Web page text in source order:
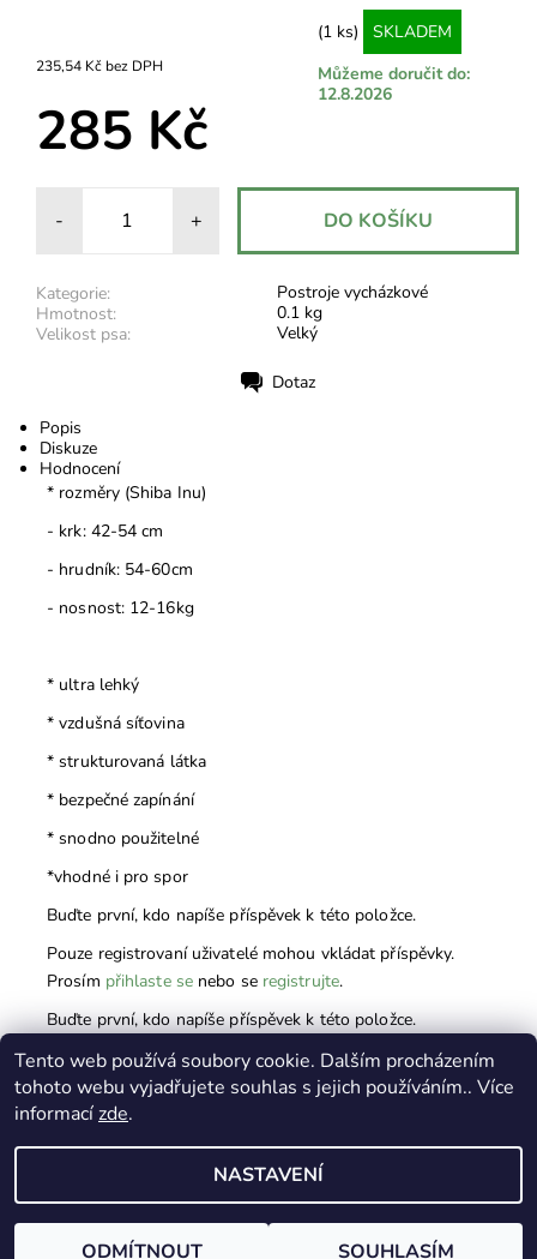
235,54 Kč bez DPH
(1 ks)
SKLADEM
Můžeme doručit do:
12.8.2026
285 Kč
- +
Kategorie:
Postroje vycházkové
Hmotnost:
0.1 kg
Velikost psa:
Velký
Dotaz
Popis
Diskuze
Hodnocení
* rozměry (Shiba Inu)
- krk: 42-54 cm
- hrudník: 54-60cm
- nosnost: 12-16kg
* ultra lehký
* vzdušná síťovina
* strukturovaná látka
* bezpečné zapínání
* snodno použitelné
*vhodné i pro spor
Buďte první, kdo napíše příspěvek k této položce.
Pouze registrovaní uživatelé mohou vkládat příspěvky.
Prosím přihlaste senebo se registrujte.
Buďte první, kdo napíše příspěvek k této položce.
Pouze registrovaní uživatelé mohou vkládat hodnocení.
Prosímpřihlaste senebo seregistrujte.
2026 © Psí Vesmír, všechna práva vyhrazena
Vytvořil Shoptet
Tento web používá soubory cookie. Dalším procházením
tohoto webu vyjadřujete souhlas s jejich používáním.. Více
informacízde.
NASTAVENÍ
ODMÍTNOUT SOUHLASÍM